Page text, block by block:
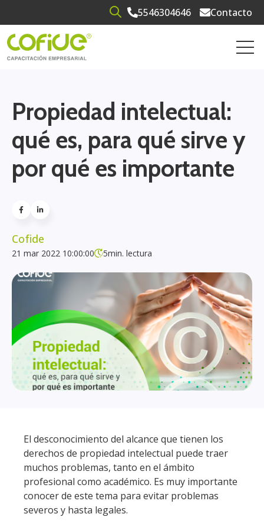
Open search5546304646 Contacto
Propiedad intelectual:
qué es, para qué sirve y
por qué es importante
Cofide
21 mar 2022 10:00:00 5min. lectura
El desconocimiento del alcance que tienen los
derechos de propiedad intelectual puede traer
muchos problemas, tanto en el ámbito
profesional como académico. Es muy importante
conocer de este tema para evitar problemas
severos y hasta legales.